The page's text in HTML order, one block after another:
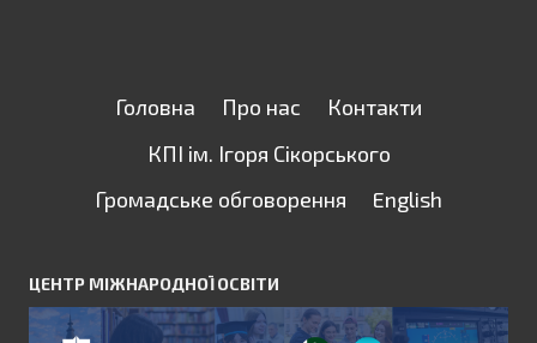
Головна Про нас
Контакти
КПІ ім. Ігоря Сікорського
Громадське обговорення
English
ЦЕНТР МІЖНАРОДНОЇ ОСВІТИ